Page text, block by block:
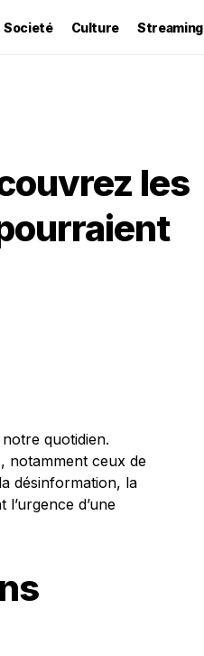
Societé Culture Streaming
les
quotidien.
notamment ceux de
désinformation, la
d’une